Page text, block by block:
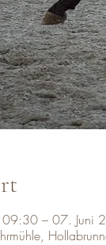
– 07. Juni